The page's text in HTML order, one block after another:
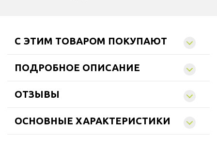
C ЭТИМ ТОВАРОМ ПОКУПАЮТ
ПОДРОБНОЕ ОПИСАНИЕ
ОТЗЫВЫ
ОСНОВНЫЕ ХАРАКТЕРИСТИКИ